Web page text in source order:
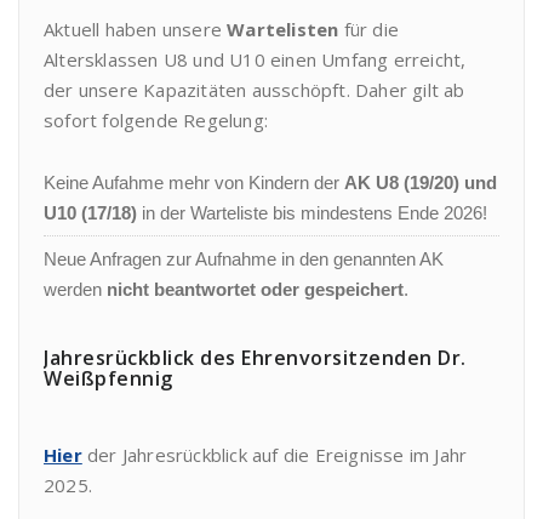
Aktuell haben unsereWartelisten für die
Altersklassen U8 und U10 einen Umfang erreicht,
der unsere Kapazitäten ausschöpft. Daher gilt ab
sofort folgende Regelung:
Keine Aufahme mehr von Kindern der AK U8 (19/20) und
U10 (17/18) in der Warteliste bis mindestens Ende 2026!
Neue Anfragen zur Aufnahme in den genannten AK
werden nicht beantwortet oder gespeichert.
Jahresrückblick des Ehrenvorsitzenden Dr.
Weißpfennig
Hierder Jahresrückblick auf die Ereignisse im Jahr
2025.